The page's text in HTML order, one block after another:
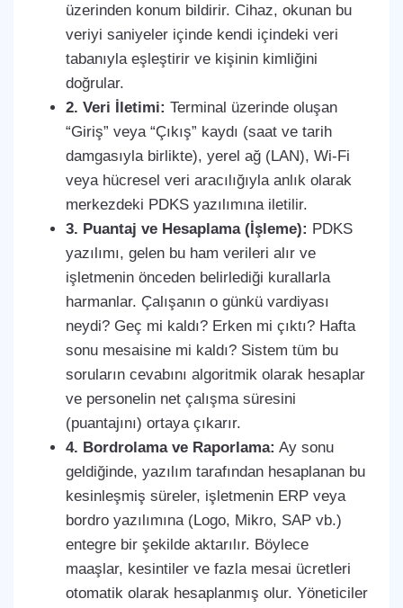
üzerinden konum bildirir. Cihaz, okunan bu
veriyi saniyeler içinde kendi içindeki veri
tabanıyla eşleştirir ve kişinin kimliğini
doğrular.
2. Veri İletimi: Terminal üzerinde oluşan
“Giriş” veya “Çıkış” kaydı (saat ve tarih
damgasıyla birlikte), yerel ağ (LAN), Wi-Fi
veya hücresel veri aracılığıyla anlık olarak
merkezdeki PDKS yazılımına iletilir.
3. Puantaj ve Hesaplama (İşleme): PDKS
yazılımı, gelen bu ham verileri alır ve
işletmenin önceden belirlediği kurallarla
harmanlar. Çalışanın o günkü vardiyası
neydi? Geç mi kaldı? Erken mi çıktı? Hafta
sonu mesaisine mi kaldı? Sistem tüm bu
soruların cevabını algoritmik olarak hesaplar
ve personelin net çalışma süresini
(puantajını) ortaya çıkarır.
4. Bordrolama ve Raporlama: Ay sonu
geldiğinde, yazılım tarafından hesaplanan bu
kesinleşmiş süreler, işletmenin ERP veya
bordro yazılımına (Logo, Mikro, SAP vb.)
entegre bir şekilde aktarılır. Böylece
maaşlar, kesintiler ve fazla mesai ücretleri
otomatik olarak hesaplanmış olur. Yöneticiler